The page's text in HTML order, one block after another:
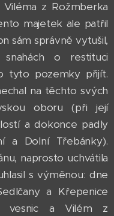
z Rožmberka
majetek ale patřil
sám správně vytušil,
o restituci
tyto pozemky přijít.
na těchto svých
oboru (při její
a dokonce padly
a Dolní Třebánky).
naprosto uchvátila
s výměnou: dne
a Křepenice
vesnic a Vilém z